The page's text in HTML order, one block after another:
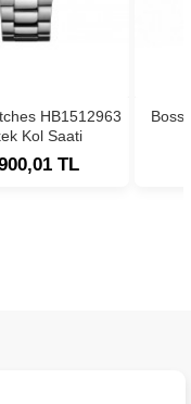
HB1512963
Kol Saati
TL
Boss